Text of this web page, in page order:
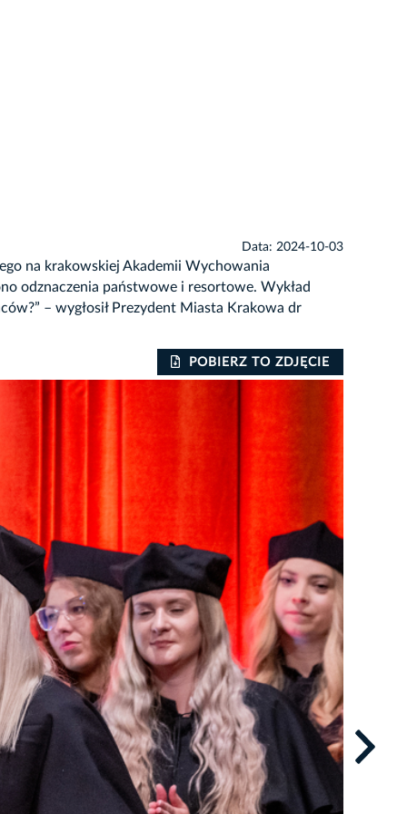
Data: 2024-10-03
na krakowskiej Akademii Wychowania
odznaczenia państwowe i resortowe. Wykład
– wygłosił Prezydent Miasta Krakowa dr
POBIERZ TO ZDJĘCIE